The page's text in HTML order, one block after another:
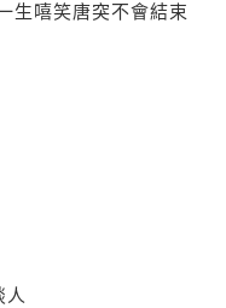
嘻笑唐突不會結束